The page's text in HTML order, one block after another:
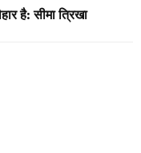
है: सीमा त्रिखा